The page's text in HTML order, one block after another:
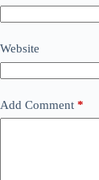
Website
Add Comment *